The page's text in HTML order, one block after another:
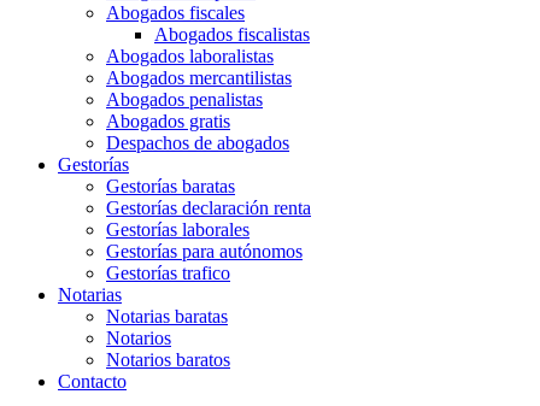
Abogados fiscales
Abogados fiscalistas
Abogados laboralistas
Abogados mercantilistas
Abogados penalistas
Abogados gratis
Despachos de abogados
Gestorías
Gestorías baratas
Gestorías declaración renta
Gestorías laborales
Gestorías para autónomos
Gestorías trafico
Notarias
Notarias baratas
Notarios
Notarios baratos
Contacto